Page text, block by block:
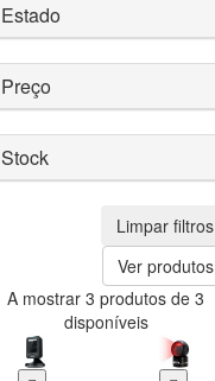
Estado
Preço
Stock
Limpar filtros
Ver produtos
A mostrar 3 produtos de 3
disponíveis